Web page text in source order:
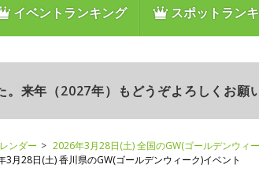
イベントランキング スポットラン
来年（2027年）もどうぞよろしくお願
ンダー
2026年3月28日(土) 全国のGW(ゴールデンウィ
3月28日(土) 香川県のGW(ゴールデンウィーク)イベント